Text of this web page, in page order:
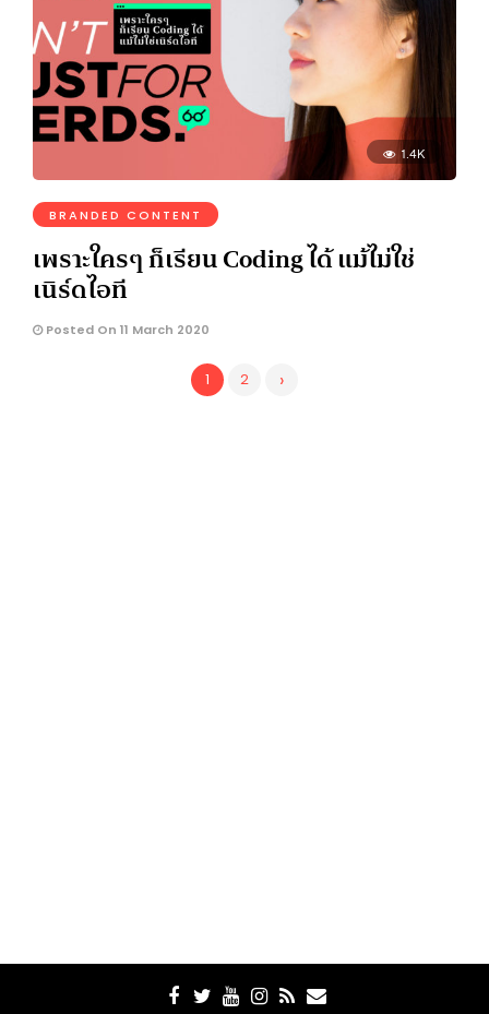
1.4K
BRANDED CONTENT
เพราะใครๆ ก็เรียน Coding ได้ แม้ไม่ใช่
เนิร์ดไอที
Posted On 11 March 2020
1 2 ›